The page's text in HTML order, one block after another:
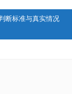
断标准与真实情况